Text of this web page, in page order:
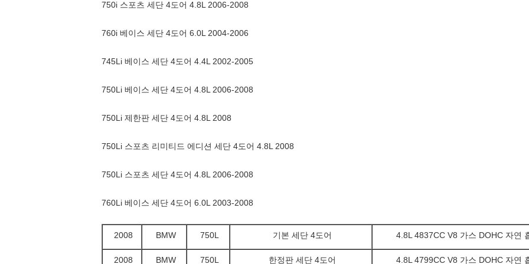
750i 스포츠 세단 4도어 4.8L 2006-2008
760i 베이스 세단 4도어 6.0L 2004-2006
745Li 베이스 세단 4도어 4.4L 2002-2005
750Li 베이스 세단 4도어 4.8L 2006-2008
750Li 제한판 세단 4도어 4.8L 2008
750Li 스포츠 리미티드 에디션 세단 4도어 4.8L 2008
750Li 스포츠 세단 4도어 4.8L 2006-2008
760Li 베이스 세단 4도어 6.0L 2003-2008
2008 BMW 750L 기본 세단 4도어 4.8L 4837CC V8 가스 DOHC 자연
2008 BMW 750L 한정판 세단 4도어 4.8L 4799CC V8 가스 DOHC 자연